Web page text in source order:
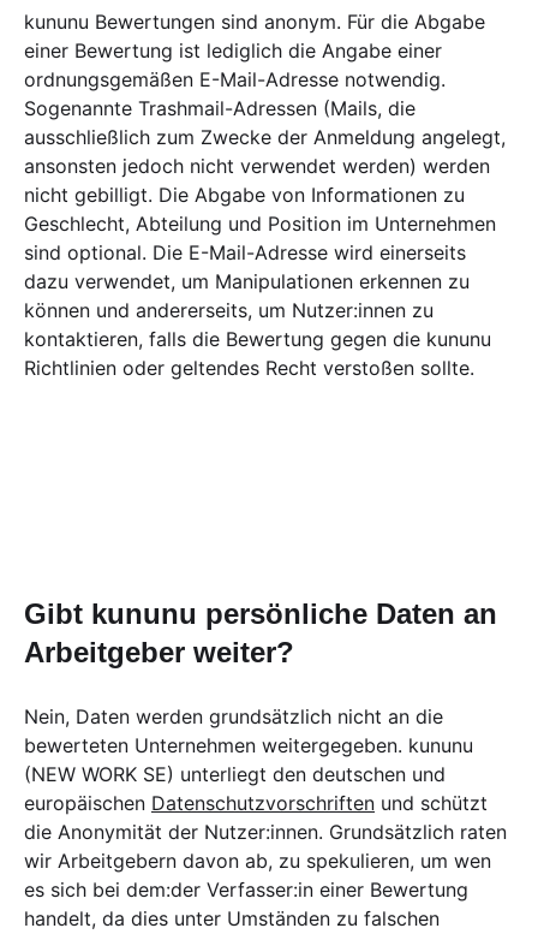
kununu Bewertungen sind anonym. Für die Abgabe
einer Bewertung ist lediglich die Angabe einer
ordnungsgemäßen E-Mail-Adresse notwendig.
Sogenannte Trashmail-Adressen (Mails, die
ausschließlich zum Zwecke der Anmeldung angelegt,
ansonsten jedoch nicht verwendet werden) werden
nicht gebilligt. Die Abgabe von Informationen zu
Geschlecht, Abteilung und Position im Unternehmen
sind optional. Die E-Mail-Adresse wird einerseits
dazu verwendet, um Manipulationen erkennen zu
können und andererseits, um Nutzer:innen zu
kontaktieren, falls die Bewertung gegen die kununu
Richtlinien oder geltendes Recht verstoßen sollte.
Gibt kununu persönliche Daten an
Arbeitgeber weiter?
Nein, Daten werden grundsätzlich nicht an die
bewerteten Unternehmen weitergegeben. kununu
(NEW WORK SE) unterliegt den deutschen und
europäischen Datenschutzvorschriften und schützt
die Anonymität der Nutzer:innen. Grundsätzlich raten
wir Arbeitgebern davon ab, zu spekulieren, um wen
es sich bei dem:der Verfasser:in einer Bewertung
handelt, da dies unter Umständen zu falschen